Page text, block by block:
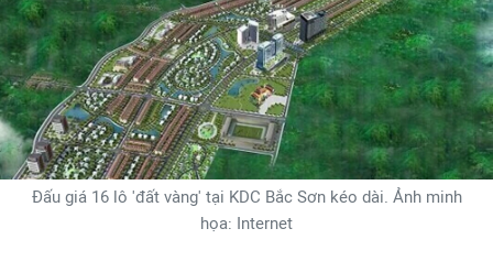
Đấu giá 16 lô 'đất vàng' tại KDC Bắc Sơn kéo dài. Ảnh minh
họa: Internet